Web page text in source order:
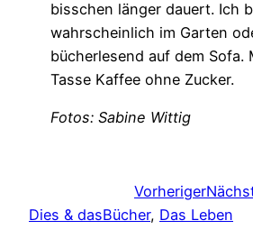
bisschen länger dauert. Ich
wahrscheinlich im Garten
bücherlesend auf dem Sofa.
Tasse Kaffee ohne Zucker.
Fotos: Sabine Wittig
Vorheriger
Dies & dasBücher, Das Leben